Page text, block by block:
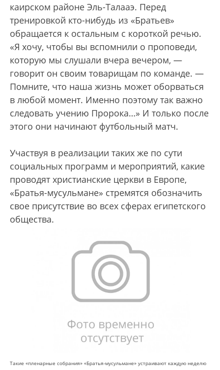
каирском районе Эль-Талааэ. Перед
тренировкой кто-нибудь из «Братьев»
обращается к остальным с короткой речью.
«Я хочу, чтобы вы вспомнили о проповеди,
которую мы слушали вчера вечером, —
говорит он своим товарищам по команде. —
Помните, что наша жизнь может оборваться
в любой момент. Именно поэтому так важно
следовать учению Пророка…» И только после
этого они начинают футбольный матч.
Участвуя в реализации таких же по сути
социальных программ и мероприятий, какие
проводят христианские церкви в Европе,
«Братья-мусульмане» стремятся обозначить
свое присутствие во всех сферах египетского
общества.
Такие «пленарные собрания» «Братья-мусульмане» устраивают каждую неделю